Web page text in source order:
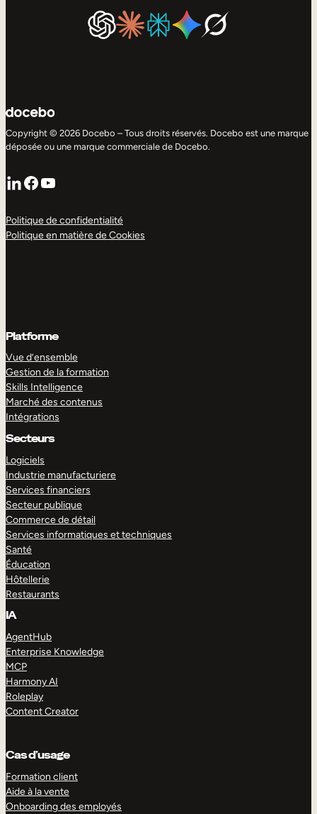
Copyright © 2026 Docebo – Tous droits réservés. Docebo est une marque
déposée ou une marque commerciale de Docebo.
LinkedIn
Facebook
YouTube
Politique de confidentialité
Politique en matière de Cookies
Platforme
Vue d’ensemble
Gestion de la formation
Skills Intelligence
Marché des contenus
Intégrations
Secteurs
Logiciels
Industrie manufacturiere
Services financiers
Secteur publique
Commerce de détail
Services informatiques et techniques
Santé
Éducation
Hôtellerie
Restaurants
IA
AgentHub
Enterprise Knowledge
MCP
Harmony AI
Roleplay
Content Creator
Cas d’usage
Formation client
Aide à la vente
Onboarding des employés